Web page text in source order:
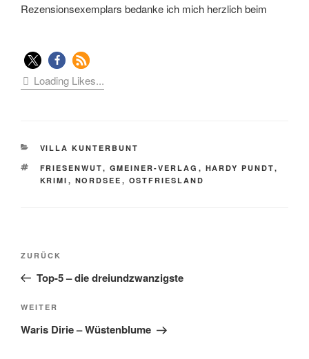
Rezensionsexemplars bedanke ich mich herzlich beim
Loading Likes...
KATEGORIEN
VILLA KUNTERBUNT
SCHLAGWÖRTER
FRIESENWUT, GMEINER-VERLAG , HARDY PUNDT,
KRIMI , NORDSEE , OSTFRIESLAND
Beitragsnavigation
Vorheriger
Beitrag
ZURÜCK
Top-5 – die dreiundzwanzigste
Nächster
Beitrag
WEITER
Waris Dirie – Wüstenblume